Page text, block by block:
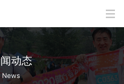
动态
News